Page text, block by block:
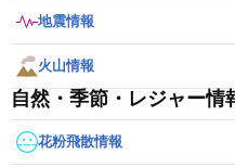
地震情報
火山情報
自然・季節・レジャー情
花粉飛散情報